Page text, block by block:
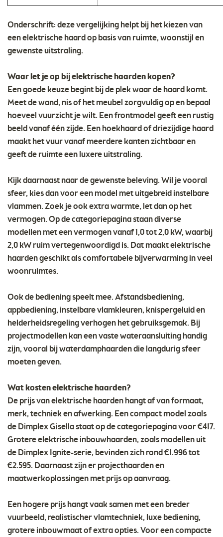
Onderschrift: deze vergelijking helpt bij het kiezen van
een elektrische haard op basis van ruimte, woonstijl en
gewenste uitstraling.
Waar let je op bij elektrische haarden kopen?
Een goede keuze begint bij de plek waar de haard komt.
Meet de wand, nis of het meubel zorgvuldig op en bepaal
hoeveel vuurzicht je wilt. Een frontmodel geeft een rustig
beeld vanaf één zijde. Een hoekhaard of driezijdige haard
maakt het vuur vanaf meerdere kanten zichtbaar en
geeft de ruimte een luxere uitstraling.
Kijk daarnaast naar de gewenste beleving. Wil je vooral
sfeer, kies dan voor een model met uitgebreid instelbare
vlammen. Zoek je ook extra warmte, let dan op het
vermogen. Op de categoriepagina staan diverse
modellen met een vermogen vanaf 1,0 tot 2,0 kW, waarbij
2,0 kW ruim vertegenwoordigd is. Dat maakt elektrische
haarden geschikt als comfortabele bijverwarming in veel
woonruimtes.
Ook de bediening speelt mee. Afstandsbediening,
appbediening, instelbare vlamkleuren, knispergeluid en
helderheidsregeling verhogen het gebruiksgemak. Bij
projectmodellen kan een vaste wateraansluiting handig
zijn, vooral bij waterdamphaarden die langdurig sfeer
moeten geven.
Wat kosten elektrische haarden?
De prijs van elektrische haarden hangt af van formaat,
merk, techniek en afwerking. Een compact model zoals
de Dimplex Gisella staat op de categoriepagina voor €417.
Grotere elektrische inbouwhaarden, zoals modellen uit
de Dimplex Ignite-serie, bevinden zich rond €1.996 tot
€2.595. Daarnaast zijn er projecthaarden en
maatwerkoplossingen met prijs op aanvraag.
Een hogere prijs hangt vaak samen met een breder
vuurbeeld, realistischer vlamtechniek, luxe bediening,
grotere inbouwmaat of extra opties. Voor een compacte